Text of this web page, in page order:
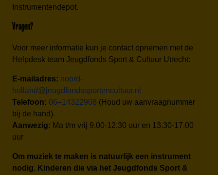
Instrumentendepot.
Vragen?
Voor meer informatie kun je contact opnemen met de
Helpdesk team Jeugdfonds Sport & Cultuur Utrecht:
E-mailadres: noord-
holland@jeugdfondssportencultuur.nl
Telefoon: 06–14322908 (Houd uw aanvraagnummer
bij de hand).
Aanwezig: Ma t/m vrij 9.00-12.30 uur en 13.30-17.00
uur
Om muziek te maken is natuurlijk een instrument
nodig. Kinderen die via het Jeugdfonds Sport &